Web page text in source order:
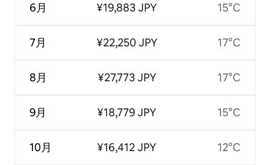
6月
7月
8月
9月
10月
¥19,883 JPY
¥22,250 JPY
¥27,773 JPY
¥18,779 JPY
¥16,412 JPY
15°C
17°C
17°C
15°C
12°C